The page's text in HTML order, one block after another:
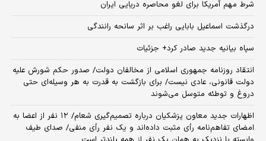
شرط مهم آمریکا برای لغو محاصره دریایی ایران
درگذشت اسماعیل بابایی راغب بر اثر سانحه رانندگی
سپاه بیانیه جدید صادر کرد+ جزئیات
انتقاد روزنامه جمهوری اسلامی از مخالفان دولت/ صدور حکم شورش علیه
دولت قانونی، عادی نیست/ برای بازگشت به قدرت به هر وسیله‌ای حتی
دروغ و توطئه متوسل می‌شوند
اظهارات جدید معاون پزشکیان درباره تصمیم‌گیری شعام/ ۱۲ نفر از اعضا به
امضای تفاهم‌نامه رأی مثبت داده‌اند و یک نفر رأی منفی/ صدای طیف